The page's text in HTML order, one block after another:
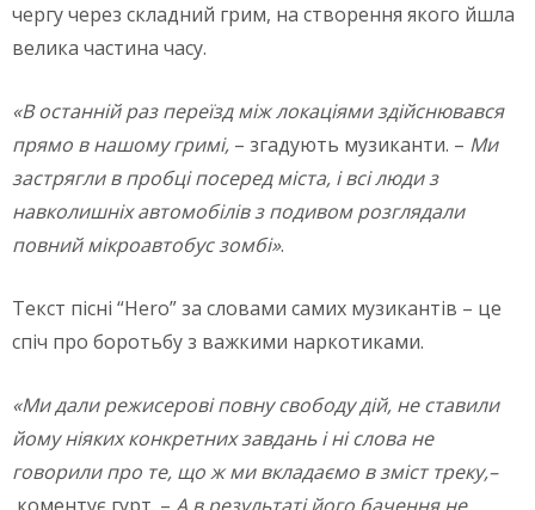
чергу через складний грим, на створення якого йшла
велика частина часу.
«В останній раз переїзд між локаціями здійснювався
прямо в нашому гримі, – згадують музиканти. – Ми
застрягли в пробці посеред міста, і всі люди з
навколишніх автомобілів з подивом розглядали
повний мікроавтобус зомбі».
Текст пісні “Hero” за словами самих музикантів – це
спіч про боротьбу з важкими наркотиками.
«Ми дали режисерові повну свободу дій, не ставили
йому ніяких конкретних завдань і ні слова не
говорили про те, що ж ми вкладаємо в зміст треку,–